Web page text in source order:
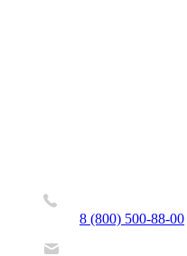
8 (800) 500-88-00